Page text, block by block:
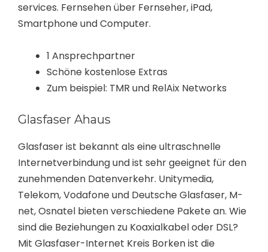
services. Fernsehen über Fernseher, iPad,
Smartphone und Computer.
1 Ansprechpartner
Schöne kostenlose Extras
Zum beispiel: TMR und RelAix Networks
Glasfaser Ahaus
Glasfaser ist bekannt als eine ultraschnelle
Internetverbindung und ist sehr geeignet für den
zunehmenden Datenverkehr. Unitymedia,
Telekom, Vodafone und Deutsche Glasfaser, M-
net, Osnatel bieten verschiedene Pakete an. Wie
sind die Beziehungen zu Koaxialkabel oder DSL?
Mit Glasfaser-Internet Kreis Borken ist die